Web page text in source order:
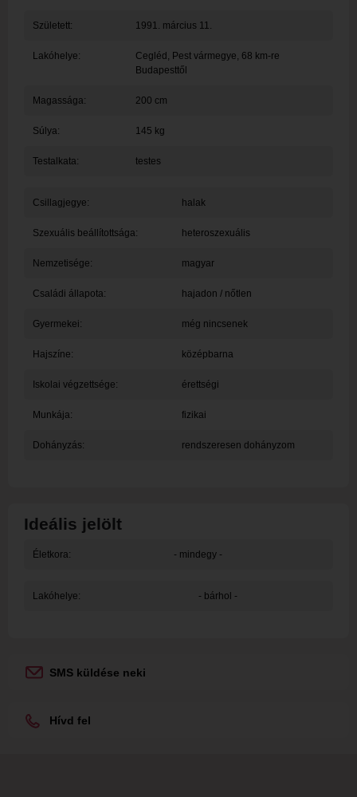
Született: 1991. március 11.
Lakóhelye: Cegléd , Pest vármegye, 68 km-re
Budapesttől
Magassága: 200 cm
Súlya: 145 kg
Testalkata: testes
Csillagjegye: halak
Szexuális beállítottsága: heteroszexuális
Nemzetisége: magyar
Családi állapota: hajadon / nőtlen
Gyermekei: még nincsenek
Hajszíne: középbarna
Iskolai végzettsége: érettségi
Munkája: fizikai
Dohányzás: rendszeresen dohányzom
Ideális jelölt
Életkora: - mindegy -
Lakóhelye: - bárhol -
SMS küldése neki
Hívd fel